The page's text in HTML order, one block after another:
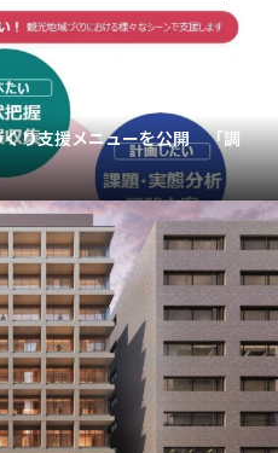
くり支援メニューを公開 「調